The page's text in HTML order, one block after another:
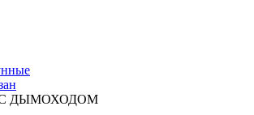
С ДЫМОХОДОМ